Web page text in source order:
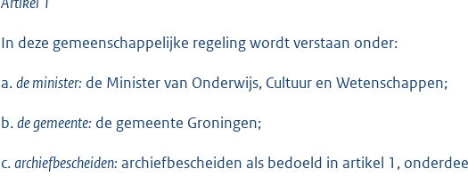
In deze gemeenschappelijke regeling wordt verstaan onder:
a.de minister: de Minister van Onderwijs, Cultuur en Wetenschappen;
b.de gemeente: de gemeente Groningen;
c.archiefbescheiden: archiefbescheiden als bedoeld in artikel 1,